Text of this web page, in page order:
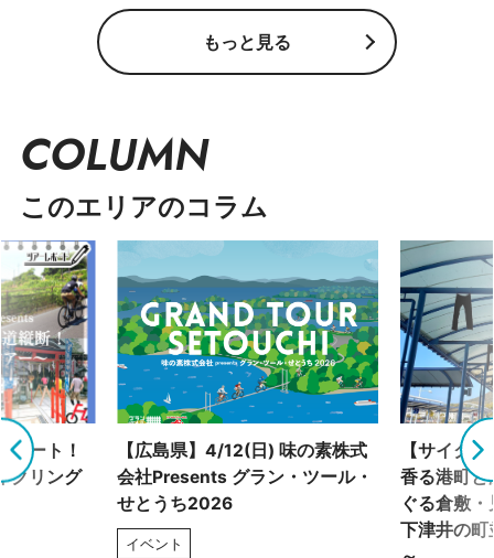
もっと見る
COLUMN
このエリアのコラム
ルート！
クリング
【広島県】4/12(日) 味の素株式
会社Presents グラン・ツール・
せとうち2026
イベント
【サイク
香る港町と
ぐる倉敷
下津井の町